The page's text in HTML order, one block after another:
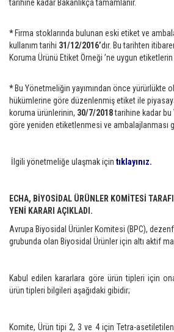
tarihine kadar Bakanlıkça tamamlanır.
* Firma stoklarında bulunan eski etiket ve
kullanım tarihi 31/12/2016’dır. Bu tarihten
Koruma Ürünü Etiket Örneği ’ne uygun
*Bu Yönetmeliğin yayımından önce yürürlükte
hükümlerine göre düzenlenmiş etiket ile
koruma ürünlerinin, 30/7/2018tarihine kadar
göre yeniden etiketlenmesi ve ambalajlanması
İlgili yönetmeliğe ulaşmak için tıklayınız.
ECHA, BİYOSİDAL ÜRÜNLER KOMİTESİ
YENİ KARARI AÇIKLADI.
Avrupa Biyosidal Ürünler Komitesi (BPC),
grubunda olan Biyosidal Ürünler için altı aktif
Kabul edilen kararlara göre ürün tipleri için
ürün tipleri bilgileri aşağıdaki gibidir;
Komite, Ürün tipi 2, 3 ve 4 için Tetra-